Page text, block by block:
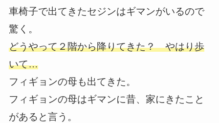
車椅子で出てきたセジンはギマンがいるので
驚く。
どうやって２階から降りてきた？ やはり歩
いて…
フィギョンの母も出てきた。
フィギョンの母はギマンに昔、家にきたこと
があると言う。